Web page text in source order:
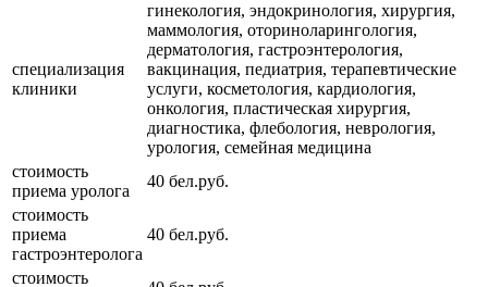
специализация
клиники
гинекология, эндокринология, хирургия,
маммология, оториноларингология,
дерматология, гастроэнтерология,
вакцинация, педиатрия, терапевтические
услуги, косметология, кардиология,
онкология, пластическая хирургия,
диагностика, флебология, неврология,
урология, семейная медицина
стоимость
приема уролога
40 бел.руб.
стоимость
приема
гастроэнтеролога
40 бел.руб.
стоимость